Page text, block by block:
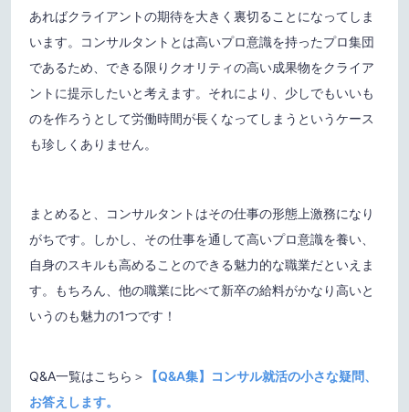
あればクライアントの期待を大きく裏切ることになってしま
います。コンサルタントとは高いプロ意識を持ったプロ集団
であるため、できる限りクオリティの高い成果物をクライア
ントに提示したいと考えます。それにより、少しでもいいも
のを作ろうとして労働時間が長くなってしまうというケース
も珍しくありません。
まとめると、コンサルタントはその仕事の形態上激務になり
がちです。しかし、その仕事を通して高いプロ意識を養い、
自身のスキルも高めることのできる魅力的な職業だといえま
す。もちろん、他の職業に比べて新卒の給料がかなり高いと
いうのも魅力の1つです！
Q&A一覧はこちら＞
【Q&A集】コンサル就活の小さな疑問、
お答えします。